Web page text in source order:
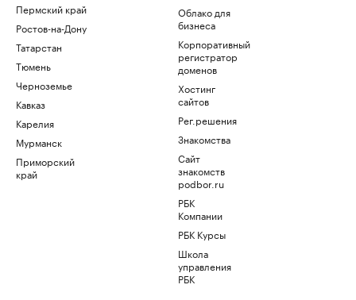
Пермский край
Ростов-на-Дону
Татарстан
Тюмень
Черноземье
Кавказ
Карелия
Мурманск
Приморский
край
Облако для
бизнеса
Корпоративный
регистратор
доменов
Хостинг
сайтов
Рег.решения
Знакомства
Сайт
знакомств
podbor.ru
РБК
Компании
РБК Курсы
Школа
управления
РБК